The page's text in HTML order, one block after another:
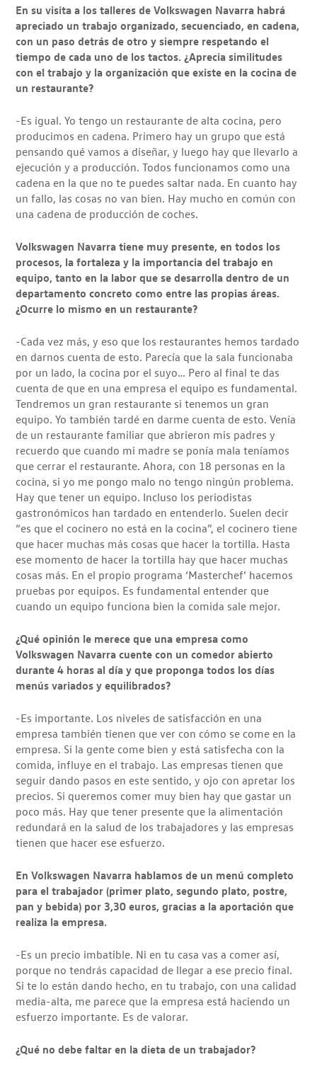
En su visita a los talleres de Volkswagen Navarra habrá
apreciado un trabajo organizado, secuenciado, en cadena,
con un paso detrás de otro y siempre respetando el
tiempo de cada uno de los tactos. ¿Aprecia similitudes
con el trabajo y la organización que existe en la cocina de
un restaurante?
-Es igual. Yo tengo un restaurante de alta cocina, pero
producimos en cadena. Primero hay un grupo que está
pensando qué vamos a diseñar, y luego hay que llevarlo a
ejecución y a producción. Todos funcionamos como una
cadena en la que no te puedes saltar nada. En cuanto hay
un fallo, las cosas no van bien. Hay mucho en común con
una cadena de producción de coches.
Volkswagen Navarra tiene muy presente, en todos los
procesos, la fortaleza y la importancia del trabajo en
equipo, tanto en la labor que se desarrolla dentro de un
departamento concreto como entre las propias áreas.
¿Ocurre lo mismo en un restaurante?
-Cada vez más, y eso que los restaurantes hemos tardado
en darnos cuenta de esto. Parecía que la sala funcionaba
por un lado, la cocina por el suyo… Pero al final te das
cuenta de que en una empresa el equipo es fundamental.
Tendremos un gran restaurante si tenemos un gran
equipo. Yo también tardé en darme cuenta de esto. Venía
de un restaurante familiar que abrieron mis padres y
recuerdo que cuando mi madre se ponía mala teníamos
que cerrar el restaurante. Ahora, con 18 personas en la
cocina, si yo me pongo malo no tengo ningún problema.
Hay que tener un equipo. Incluso los periodistas
gastronómicos han tardado en entenderlo. Suelen decir
“es que el cocinero no está en la cocina”, el cocinero tiene
que hacer muchas más cosas que hacer la tortilla. Hasta
ese momento de hacer la tortilla hay que hacer muchas
cosas más. En el propio programa ‘Masterchef’ hacemos
pruebas por equipos. Es fundamental entender que
cuando un equipo funciona bien la comida sale mejor.
¿Qué opinión le merece que una empresa como
Volkswagen Navarra cuente con un comedor abierto
durante 4 horas al día y que proponga todos los días
menús variados y equilibrados?
-Es importante. Los niveles de satisfacción en una
empresa también tienen que ver con cómo se come en la
empresa. Si la gente come bien y está satisfecha con la
comida, influye en el trabajo. Las empresas tienen que
seguir dando pasos en este sentido, y ojo con apretar los
precios. Si queremos comer muy bien hay que gastar un
poco más. Hay que tener presente que la alimentación
redundará en la salud de los trabajadores y las empresas
tienen que hacer ese esfuerzo.
En Volkswagen Navarra hablamos de un menú completo
para el trabajador (primer plato, segundo plato, postre,
pan y bebida) por 3,30 euros, gracias a la aportación que
realiza la empresa.
-Es un precio imbatible. Ni en tu casa vas a comer así,
porque no tendrás capacidad de llegar a ese precio final.
Si te lo están dando hecho, en tu trabajo, con una calidad
media-alta, me parece que la empresa está haciendo un
esfuerzo importante. Es de valorar.
¿Qué no debe faltar en la dieta de un trabajador?